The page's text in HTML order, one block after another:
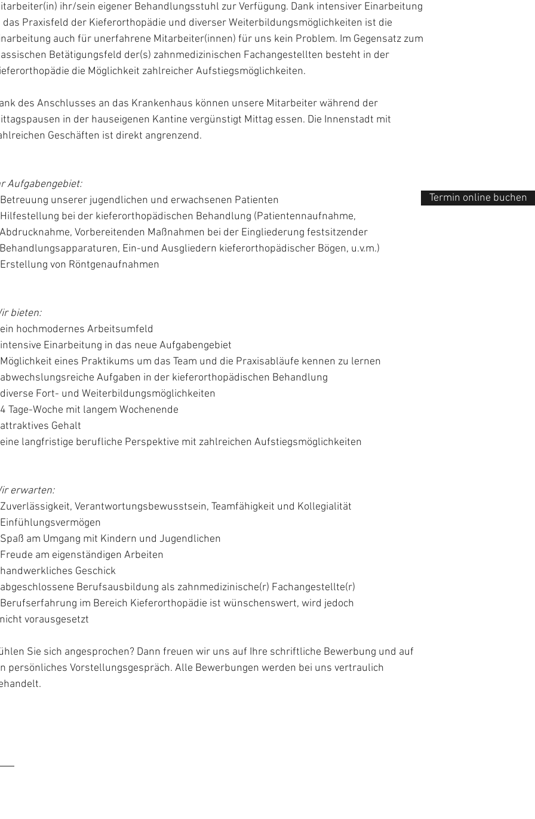
Termin online buchen
ihr/sein eigener Behandlungsstuhl zur Verfügung. Dank intensiver Einarbeitung
das Praxisfeld der Kieferorthopädie und diverser Weiterbildungsmöglichkeiten ist die
auch für unerfahrene Mitarbeiter(innen) für uns kein Problem. Im Gegensatz zum
Betätigungsfeld der(s) zahnmedizinischen Fachangestellten besteht in der
die Möglichkeit zahlreicher Aufstiegsmöglichkeiten.
des Anschlusses an das Krankenhaus können unsere Mitarbeiter während der
in der hauseigenen Kantine vergünstigt Mittag essen. Die Innenstadt mit
Geschäften ist direkt angrenzend.
Aufgabengebiet:
Betreuung unserer jugendlichen und erwachsenen Patienten
Hilfestellung bei der kieferorthopädischen Behandlung (Patientennaufnahme,
Vorbereitenden Maßnahmen bei der Eingliederung festsitzender
Ein-und Ausgliedern kieferorthopädischer Bögen, u.v.m.)
Erstellung von Röntgenaufnahmen
bieten:
ein hochmodernes Arbeitsumfeld
intensive Einarbeitung in das neue Aufgabengebiet
Möglichkeit eines Praktikums um das Team und die Praxisabläufe kennen zu lernen
abwechslungsreiche Aufgaben in der kieferorthopädischen Behandlung
diverse Fort- und Weiterbildungsmöglichkeiten
4 Tage-Woche mit langem Wochenende
attraktives Gehalt
eine langfristige berufliche Perspektive mit zahlreichen Aufstiegsmöglichkeiten
erwarten:
Zuverlässigkeit, Verantwortungsbewusstsein, Teamfähigkeit und Kollegialität
Spaß am Umgang mit Kindern und Jugendlichen
Freude am eigenständigen Arbeiten
handwerkliches Geschick
abgeschlossene Berufsausbildung als zahnmedizinische(r) Fachangestellte(r)
im Bereich Kieferorthopädie ist wünschenswert, wird jedoch
vorausgesetzt
Sie sich angesprochen? Dann freuen wir uns auf Ihre schriftliche Bewerbung und auf
persönliches Vorstellungsgespräch. Alle Bewerbungen werden bei uns vertraulich